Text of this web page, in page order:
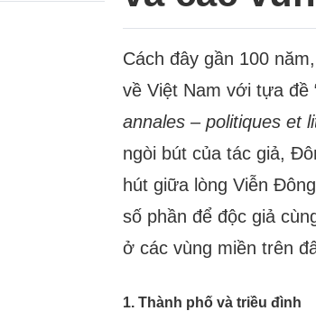
Cách đây gần 100
về Việt Nam với tựa đề
annales – politiques et
ngòi bút của tác giả,
hút giữa lòng Viễn
số phần để độc giả
ở các vùng miền trên
1. Thành phố và triều đình